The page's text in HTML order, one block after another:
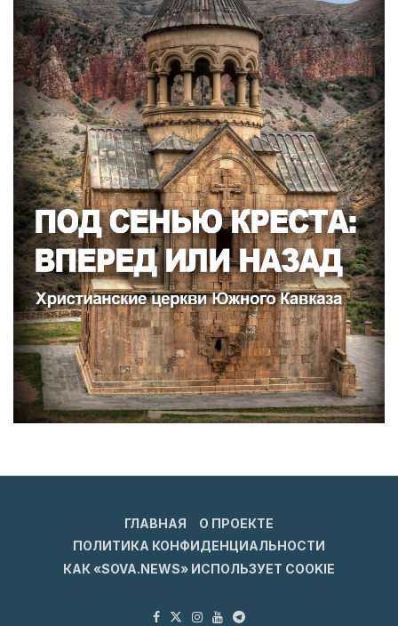
ГЛАВНАЯ
О ПРОЕКТЕ
ПОЛИТИКА КОНФИДЕНЦИАЛЬНОСТИ
КАК «SOVA.NEWS» ИСПОЛЬЗУЕТ COOKIE